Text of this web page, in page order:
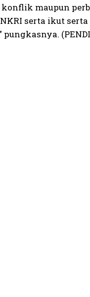
maupun
serta ikut